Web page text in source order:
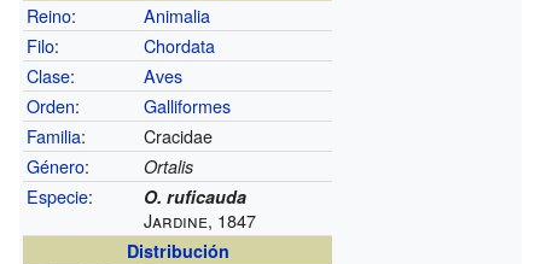
Reino:
Animalia
Filo:
Chordata
Clase:
Aves
Orden:
Galliformes
Familia:
Cracidae
Género: Ortalis
Especie: O. ruficauda
Jardine, 1847
Distribución